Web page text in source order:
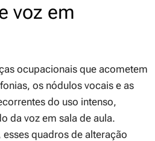
voz em
ocupacionais que acometem
os nódulos vocais e as
do uso intenso,
da voz em sala de aula.
quadros de alteração